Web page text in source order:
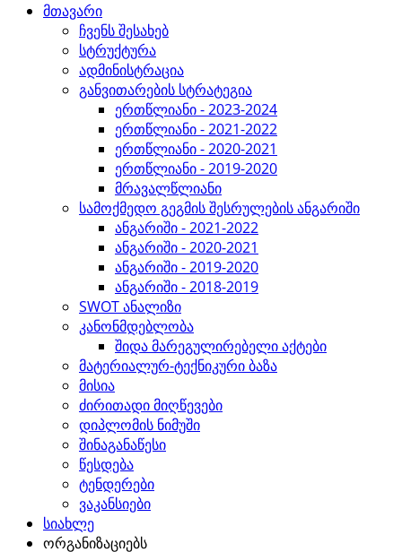
მთავარი
ჩვენს შესახებ
სტრუქტურა
ადმინისტრაცია
განვითარების სტრატეგია
ერთწლიანი - 2023-2024
ერთწლიანი - 2021-2022
ერთწლიანი - 2020-2021
ერთწლიანი - 2019-2020
მრავალწლიანი
სამოქმედო გეგმის შესრულების ანგარიში
ანგარიში - 2021-2022
ანგარიში - 2020-2021
ანგარიში - 2019-2020
ანგარიში - 2018-2019
SWOT ანალიზი
კანონმდებლობა
შიდა მარეგულირებელი აქტები
მატერიალურ-ტექნიკური ბაზა
მისია
ძირითადი მიღწევები
დიპლომის ნიმუში
შინაგანაწესი
წესდება
ტენდერები
ვაკანსიები
სიახლე
ორგანიზაციებს